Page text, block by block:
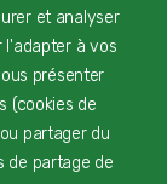
et analyser
l'adapter à vos
présenter
(cookies de
partager du
de partage de